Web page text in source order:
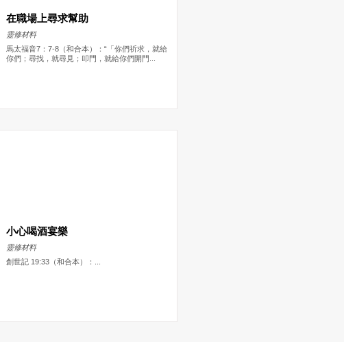
在職場上尋求幫助
靈修材料
馬太福音7：7-8（和合本）：“「你們祈求，就給
你們；尋找，就尋見；叩門，就給你們開門...
小心喝酒宴樂
靈修材料
創世記 19:33（和合本）：...